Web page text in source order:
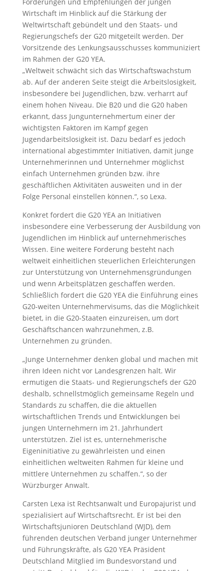
Wirtschaft im Hinblick auf die Stärkung der
Weltwirtschaft gebündelt und den Staats- und
Regierungschefs der G20 mitgeteilt werden. Der
Vorsitzende des Lenkungsausschusses kommuniziert
im Rahmen der G20 YEA.
„Weltweit schwächt sich das Wirtschaftswachstum
ab. Auf der anderen Seite steigt die Arbeitslosigkeit,
insbesondere bei Jugendlichen, bzw. verharrt auf
einem hohen Niveau. Die B20 und die G20 haben
erkannt, dass Jungunternehmertum einer der
wichtigsten Faktoren im Kampf gegen
Jugendarbeitslosigkeit ist. Dazu bedarf es jedoch
international abgestimmter Initiativen, damit junge
Unternehmerinnen und Unternehmer möglichst
einfach Unternehmen gründen bzw. ihre
geschäftlichen Aktivitäten ausweiten und in der
Folge Personal einstellen können.“, so Lexa.
Konkret fordert die G20 YEA an Initiativen
insbesondere eine Verbesserung der Ausbildung von
Jugendlichen im Hinblick auf unternehmerisches
Wissen. Eine weitere Forderung besteht nach
weltweit einheitlichen steuerlichen Erleichterungen
zur Unterstützung von Unternehmensgründungen
und wenn Arbeitsplätzen geschaffen werden.
Schließlich fordert die G20 YEA die Einführung eines
G20-weiten Unternehmervisums, das die Möglichkeit
bietet, in die G20-Staaten einzureisen, um dort
Geschäftschancen wahrzunehmen, z.B.
Unternehmen zu gründen.
„Junge Unternehmer denken global und machen mit
ihren Ideen nicht vor Landesgrenzen halt. Wir
ermutigen die Staats- und Regierungschefs der G20
deshalb, schnellstmöglich gemeinsame Regeln und
Standards zu schaffen, die die aktuellen
wirtschaftlichen Trends und Entwicklungen bei
jungen Unternehmern im 21. Jahrhundert
unterstützen. Ziel ist es, unternehmerische
Eigeninitiative zu gewährleisten und einen
einheitlichen weltweiten Rahmen für kleine und
mittlere Unternehmen zu schaffen.“, so der
Würzburger Anwalt.
Carsten Lexa ist Rechtsanwalt und Europajurist und
spezialisiert auf Wirtschaftsrecht. Er ist bei den
Wirtschaftsjunioren Deutschland (WJD), dem
führenden deutschen Verband junger Unternehmer
und Führungskräfte, als G20 YEA Präsident
Deutschland Mitglied im Bundesvorstand und